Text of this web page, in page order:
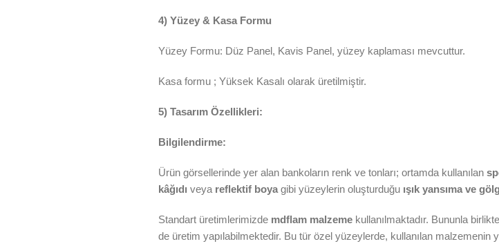
4) Yüzey & Kasa Formu
Yüzey Formu: Düz Panel, Kavis Panel, yüzey kaplaması mevcuttur.
Kasa formu ; Yüksek Kasalı olarak üretilmiştir.
5) Tasarım Özellikleri:
Bilgilendirme:
Ürün görsellerinde yer alan bankoların renk ve tonları; ortamda kullanılan
kâğıdı veya reflektif boya gibi yüzeylerin oluşturduğu ışık yansıma ve
Standart üretimlerimizde mdflam malzeme kullanılmaktadır. Bununla
de üretim yapılabilmektedir. Bu tür özel yüzeylerde, kullanılan malzemenin